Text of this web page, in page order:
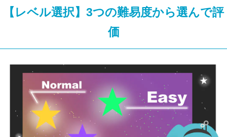
【レベル選択】3つの難易度から選んで評
価